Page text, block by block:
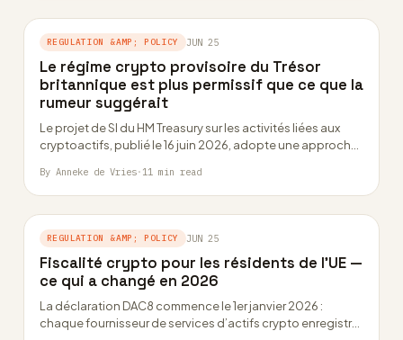
REGULATION &AMP; POLICY JUN 25
Le régime crypto provisoire du Trésor
britannique est plus permissif que ce que la
rumeur suggérait
Le projet de SI du HM Treasury sur les activités liées aux
cryptoactifs, publié le 16 juin 2026, adopte une approche
By Anneke de Vries· 11 min read
REGULATION &AMP; POLICY JUN 25
Fiscalité crypto pour les résidents de l’UE —
ce qui a changé en 2026
La déclaration DAC8 commence le 1er janvier 2026 :
chaque fournisseur de services d’actifs crypto enregistré